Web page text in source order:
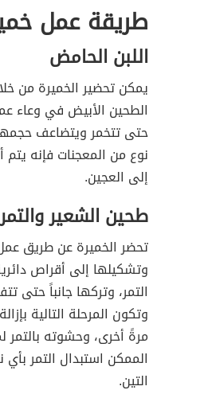
طريقة عمل
اللبن الحامض
يمكن تحضير الخميرة من
الطحين الأبيض في وعاء
حتى تتخمر ويتضاعف
نوع من المعجنات فإنه
إلى العجين.
طحين الشعير والتمر
تحضر الخميرة عن طريق
وتشكيلها إلى أقراص
التمر، وتركها جانباً
وتكون المرحلة التالية
مرةً أخرى، وحشوته بالتمر
الممكن استبدال التمر
التين.